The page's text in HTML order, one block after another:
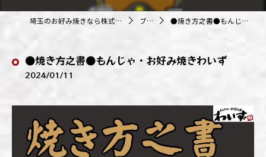
埼玉のお好み焼きなら株式会社アジルカンパニー ブログ ●焼き方之書●もんじゃ・お好み焼きわいず
●焼き方之書●もんじゃ・お好み焼きわいず
2024/01/11